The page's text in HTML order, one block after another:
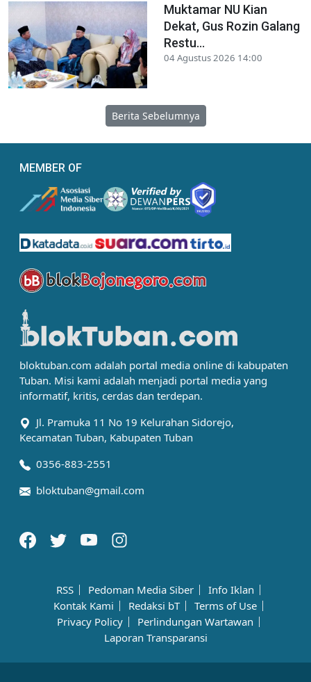
Muktamar NU Kian
Dekat, Gus Rozin Galang
Restu...
04 Agustus 2026 14:00
Berita Sebelumnya
MEMBER OF
bloktuban.com adalah portal media online di kabupaten
Tuban. Misi kami adalah menjadi portal media yang
informatif, kritis, cerdas dan terdepan.
Jl. Pramuka 11 No 19 Kelurahan Sidorejo,
Kecamatan Tuban, Kabupaten Tuban
0356-883-2551
bloktuban@gmail.com
RSS Pedoman Media Siber
Info Iklan
Kontak Kami
Redaksi bT
Terms of Use
Privacy Policy
Perlindungan Wartawan
Laporan Transparansi